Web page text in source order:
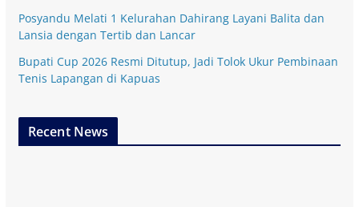
Posyandu Melati 1 Kelurahan Dahirang Layani Balita dan
Lansia dengan Tertib dan Lancar
Bupati Cup 2026 Resmi Ditutup, Jadi Tolok Ukur Pembinaan
Tenis Lapangan di Kapuas
Recent News